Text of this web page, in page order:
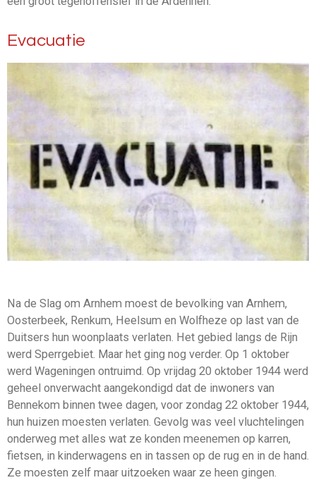
Evacuatie
Na de Slag om Arnhem moest de bevolking van Arnhem,
Oosterbeek, Renkum, Heelsum en Wolfheze op last van de
Duitsers hun woonplaats verlaten. Het gebied langs de Rijn
werd Sperrgebiet. Maar het ging nog verder. Op 1 oktober
werd Wageningen ontruimd. Op vrijdag 20 oktober 1944 werd
geheel onverwacht aangekondigd dat de inwoners van
Bennekom binnen twee dagen, voor zondag 22 oktober 1944,
hun huizen moesten verlaten. Gevolg was veel vluchtelingen
onderweg met alles wat ze konden meenemen op karren,
fietsen, in kinderwagens en in tassen op de rug en in de hand.
Ze moesten zelf maar uitzoeken waar ze heen gingen.